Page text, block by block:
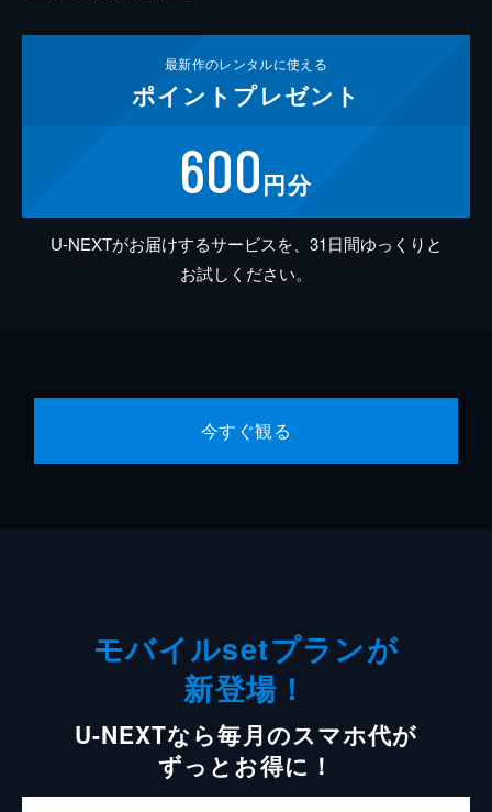
最新作のレンタルに使える
ポイント プレゼント
600円分
U-NEXTがお届けするサービスを、31日間ゆっくりと
お試しください。
今すぐ観る
モバイルsetプランが
新登場！
U-NEXTなら毎月のスマホ代が
ずっとお得に！